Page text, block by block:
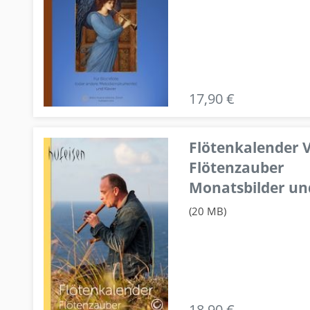
17,90 €
Flötenkalender
Flötenzauber
Monatsbilder
(20 MB)